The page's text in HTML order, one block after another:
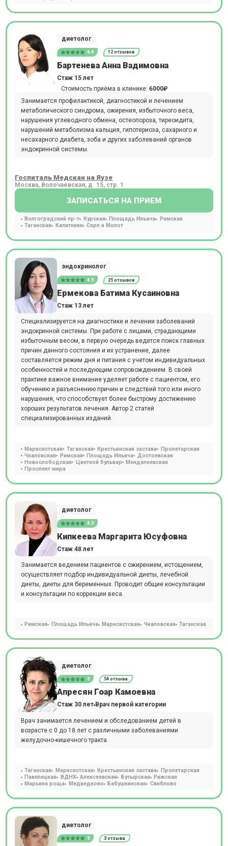
диетолог
4.4 12 отзывов
Бартенева Анна Вадимовна
Стаж 15 лет
Стоимость приёма в клинике: 6000₽
Занимается профилактикой, диагностикой и лечением
метаболического синдрома, ожирения, избыточного веса,
нарушения углеводного обмена, остеопороза, тиреоидита,
нарушений метаболизма кальция, гипотериоза, сахарного и
несахарного диабета, зоба и других заболеваний органов
эндокринной системы.
Госпиталь Медскан на Яузе
Москва, Волочаевская, д. 15, стр. 1
ЗАПИСАТЬСЯ НА ПРИЕМ
Волгоградский пр-т Курская Площадь Ильича
Римская
Таганская
Калитники Серп и Молот
эндокринолог
4.5 25 отзывов
Ермекова Батима Кусаиновна
Стаж 13 лет
Специализируется на диагностике и лечении заболеваний
эндокринной системы. При работе с лицами, страдающими
избыточным весом, в первую очередь ведется поиск главных
причин данного состояния и их устранение, далее
составляется режим дня и питания с учетом индивидуальных
особенностей и последующим сопровождением. В своей
практике важное внимание уделяет работе с пациентом, его
обучению и разъяснению причин и следствий того или иного
нарушения, что способствует более быстрому достижению
хороших результатов лечения. Автор 2 статей
специализированных изданий.
Марксистская Таганская Крестьянская застава
Пролетарская
Чкаловская
Римская Площадь Ильича
Достоевская
Новослободская
Цветной бульвар
Менделеевская
Проспект мира
диетолог
4.3
Кипкеева Маргарита Юсуфовна
Стаж 48 лет
Занимается ведением пациентов с ожирением, истощением,
осуществляет подбор индивидуальной диеты, лечебной
диеты, диеты для беременных. Проводит общие консультации
и консультации по коррекции веса.
Римская Площадь Ильича Марксистская Чкаловская Таганская
диетолог
5 54 отзыва
Апресян Гоар Камоевна
Стаж 30 лет Врач первой категории
Врач занимается лечением и обследованием детей в
возрасте с 0 до 18 лет с различными заболеваниями
желудочно-кишечного тракта.
Таганская Марксистская Крестьянская застава
Пролетарская
Павелецкая
ВДНХ Алексеевская Бутырская
Рижская
Марьина роща
Медведково Бабушкинская Свиблово
диетолог
5 3 отзыва